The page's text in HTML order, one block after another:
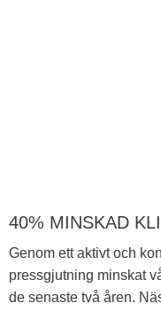
40% MINSKAD
Genom ett aktivt och
pressgjutning minskat
de senaste två åren.